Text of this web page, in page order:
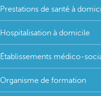
Prestations de santé à
Hospitalisation à domicile
Établissements médico-
Organisme de formation